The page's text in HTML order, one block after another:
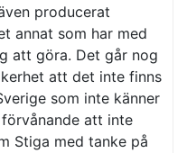
producerat
annat som har med
att göra. Det går nog
att det inte finns
som inte känner
att inte
Stiga med tanke på